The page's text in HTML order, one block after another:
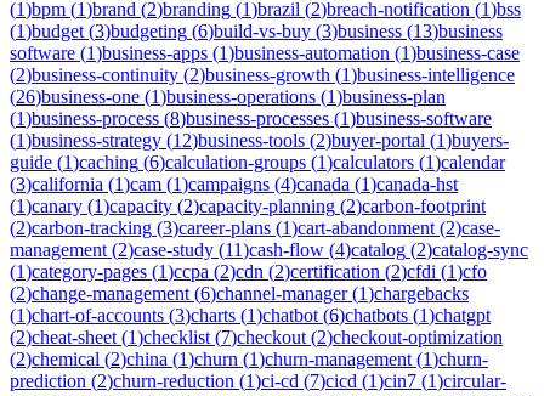
(1)bpm (1)brand (2)branding (1)brazil (2)breach-notification (1)bss
(1)budget (3)budgeting (6)build-vs-buy (3)business (13)business
software (1)business-apps (1)business-automation (1)business-case
(2)business-continuity (2)business-growth (1)business-intelligence
(26)business-one (1)business-operations (1)business-plan
(1)business-process (8)business-processes (1)business-software
(1)business-strategy (12)business-tools (2)buyer-portal (1)buyers-
guide (1)caching (6)calculation-groups (1)calculators (1)calendar
(3)california (1)cam (1)campaigns (4)canada (1)canada-hst
(1)canary (1)capacity (2)capacity-planning (2)carbon-footprint
(2)carbon-tracking (3)career-plans (1)cart-abandonment (2)case-
management (2)case-study (11)cash-flow (4)catalog (2)catalog-sync
(1)category-pages (1)ccpa (2)cdn (2)certification (2)cfdi (1)cfo
(2)change-management (6)channel-manager(1)chargebacks
(1)chart-of-accounts (3)charts (1)chatbot (6)chatbots (1)chatgpt
(2)cheat-sheet (1)checklist (7)checkout (2)checkout-optimization
(2)chemical (2)china (1)churn (1)churn-management (1)churn-
prediction (2)churn-reduction (1)ci-cd (7)cicd (1)cin7 (1)circular-